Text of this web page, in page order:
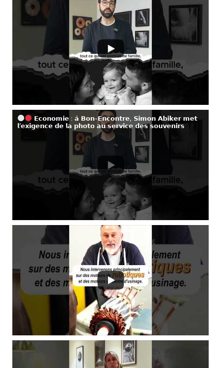
𝗘𝗰𝗼𝗻𝗼𝗺𝗶𝗲 : 𝗮̀ 𝗕𝗼𝗻-𝗘𝗻𝗰𝗼𝗻𝘁𝗿𝗲, 𝗦𝗶𝗺𝗼𝗻 𝗔𝗯𝗶𝗸𝗲𝗿 𝗺𝗲𝘁
𝗹’𝗲𝘅𝗶𝗴𝗲𝗻𝗰𝗲 𝗱𝗲 𝗹𝗮 𝗽𝗵𝗼𝘁𝗼 𝗮𝘂 𝘀𝗲𝗿𝘃𝗶𝗰𝗲 𝗱𝗲𝘀 𝘀𝗼𝘂𝘃𝗲𝗻𝗶𝗿𝘀